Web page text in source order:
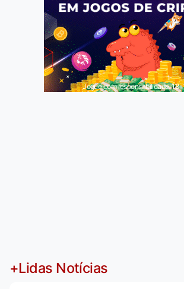
Jogue com responsabilidade. 18+
+Lidas Notícias